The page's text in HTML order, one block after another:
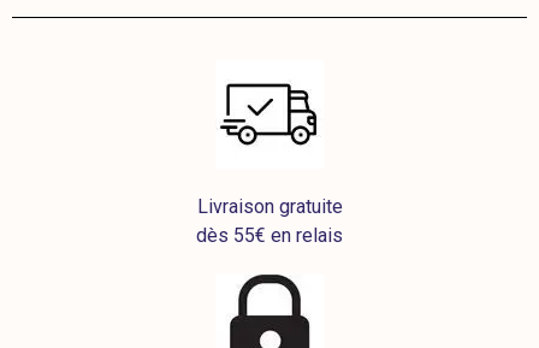
Livraison gratuite
dès 55€ en relais